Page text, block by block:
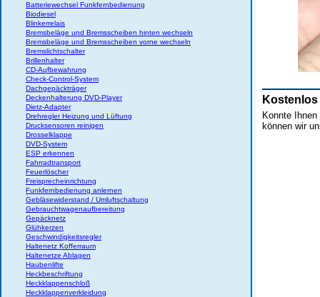
Batteriewechsel Funkfernbedienung
Biodiesel
Blinkerrelais
Bremsbeläge und Bremsscheiben hinten wechseln
Bremsbeläge und Bremsscheiben vorne wechseln
Bremslichtschalter
Brillenhalter
CD-Aufbewahrung
Check-Control-System
Dachgepäckträger
Deckenhalterung DVD-Player
Dietz-Adapter
Drehregler Heizung und Lüftung
Drucksensoren reinigen
Drosselklappe
DVD-System
ESP erkennen
Fahrradtransport
Feuerlöscher
Freisprecheinrichtung
Funkfernbedienung anlernen
Gebläsewiderstand / Umluftschaltung
Gebrauchtwagenaufbereitung
Gepäcknetz
Glühkerzen
Geschwindigkeitsregler
Haltenetz Kofferraum
Haltenetze Ablagen
Haubenlifte
Heckbeschriftung
Heckklappenschloß
Heckklappenverkleidung
Konnte
können wir